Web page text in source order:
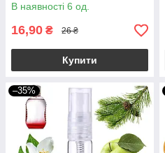
В наявності 6 од.
16,90 ₴ 26 ₴
Купити
–35%